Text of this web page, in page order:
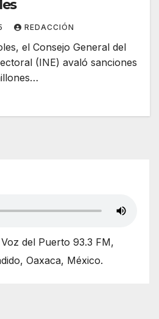
REDACCIÓN
el Consejo General del
(INE) avaló sanciones
del Puerto 93.3 FM,
Oaxaca, México.